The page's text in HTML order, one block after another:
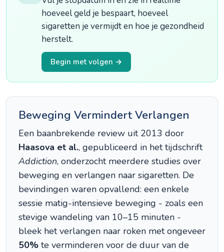
hoeveel geld je bespaart, hoeveel
sigaretten je vermijdt en hoe je gezondheid
herstelt.
Begin met volgen →
Beweging Vermindert Verlangen
Een baanbrekende review uit 2013 door
Haasova et al., gepubliceerd in het tijdschrift
Addiction, onderzocht meerdere studies over
beweging en verlangen naar sigaretten. De
bevindingen waren opvallend: een enkele
sessie matig-intensieve beweging - zoals een
stevige wandeling van 10–15 minuten -
bleek het verlangen naar roken met ongeveer
50% te verminderen voor de duur van de